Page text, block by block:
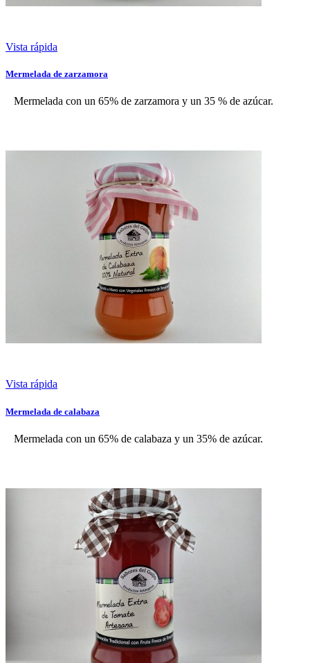
Vista rápida
Mermelada de zarzamora
Mermelada con un 65% de zarzamora y un 35 % de azúcar.
Vista rápida
Mermelada de calabaza
Mermelada con un 65% de calabaza y un 35% de azúcar.